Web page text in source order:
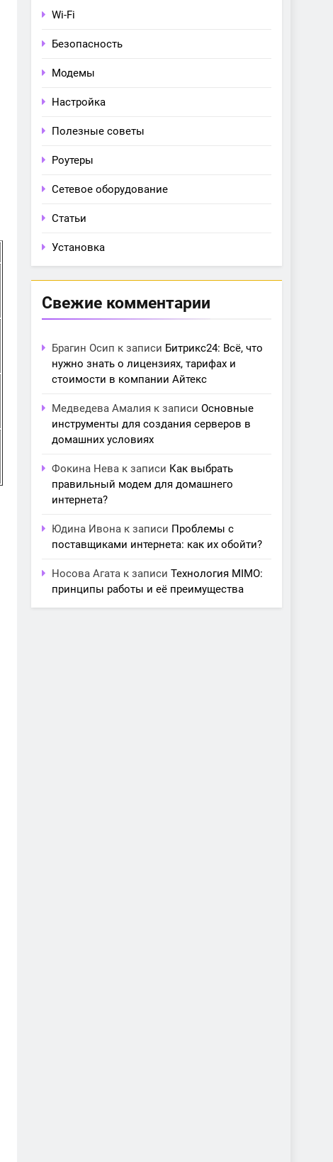
Wi-Fi
Безопасность
Модемы
Настройка
Полезные советы
Роутеры
Сетевое оборудование
Статьи
Установка
Свежие комментарии
Брагин Осип к записи Битрикс24: Всё, что
нужно знать о лицензиях, тарифах и
стоимости в компании Айтекс
Медведева Амалия к записи Основные
инструменты для создания серверов в
домашних условиях
Фокина Нева к записи Как выбрать
правильный модем для домашнего
интернета?
Юдина Ивона к записи Проблемы с
поставщиками интернета: как их обойти?
Носова Агата к записи Технология MIMO:
принципы работы и её преимущества